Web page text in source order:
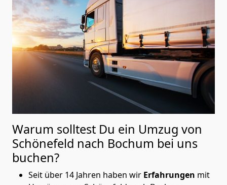
Warum solltest Du ein Umzug von
Schönefeld nach Bochum bei uns
buchen?
Seit über 14 Jahren haben wir Erfahrungen mit